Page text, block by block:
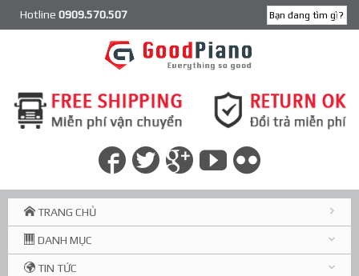
Hotline 0909.570.507
TRANG CHỦ
DANH MỤC
TIN TỨC